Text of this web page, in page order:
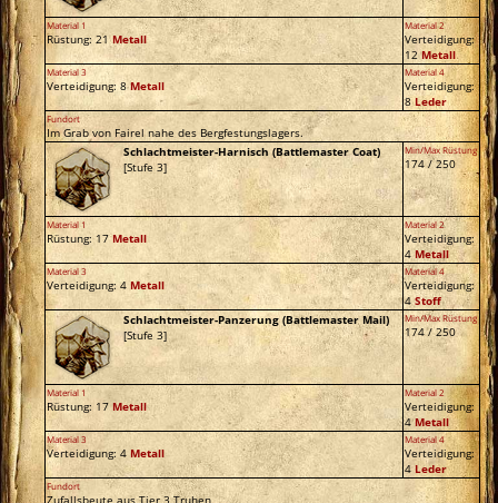
Material 1
Rüstung: 21Metall
Material 2
Verteidigung:
12Metall
Material 3
Verteidigung: 8Metall
Material 4
Verteidigung:
8Leder
Fundort
Im Grab von Fairel nahe des Bergfestungslagers.
Schlachtmeister-Harnisch (Battlemaster Coat)
[Stufe 3]
Min/Max Rüstung
174 / 250
Material 1
Rüstung: 17Metall
Material 2
Verteidigung:
4Metall
Material 3
Verteidigung: 4Metall
Material 4
Verteidigung:
4Stoff
Schlachtmeister-Panzerung (Battlemaster Mail)
[Stufe 3]
Min/Max Rüstung
174 / 250
Material 1
Rüstung: 17Metall
Material 2
Verteidigung:
4Metall
Material 3
Verteidigung: 4Metall
Material 4
Verteidigung:
4Leder
Fundort
Zufallsbeute aus Tier 3 Truhen